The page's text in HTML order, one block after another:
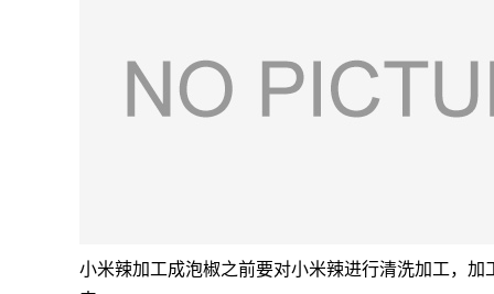
小米辣加工成泡椒之前要对小米辣进行清洗加工，